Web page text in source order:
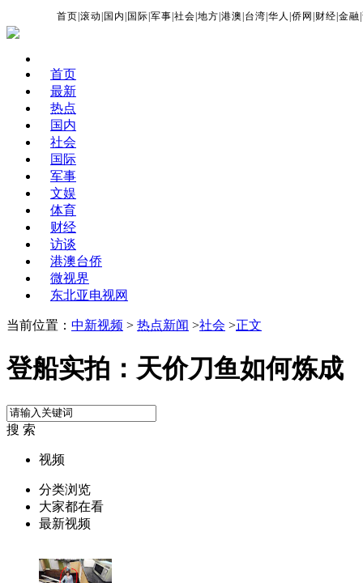
首页 |滚动 国内 国际 |军事 |社会 |地方 |港澳 台湾 |华人 |侨网 财经 |金融 |
首页
最新
热点
国内
社会
国际
军事
文娱
体育
财经
访谈
港澳台侨
微视界
东北亚电视网
当前位置： 中新视频 > 热点新闻 >社会 >正文
登船实拍：天价刀鱼如何炼成
搜 索
视频
分类浏览
大家都在看
最新视频